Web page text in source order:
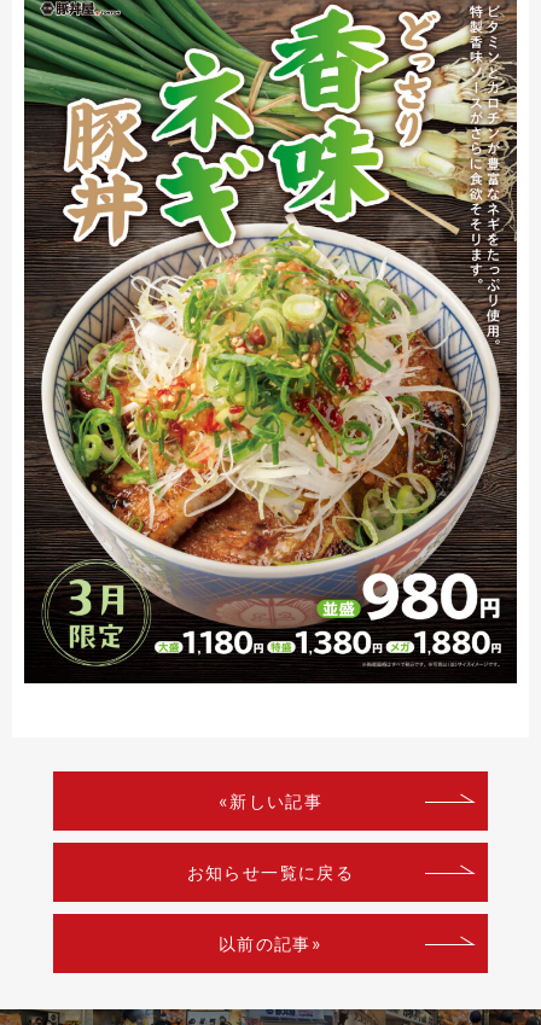
«新しい記事
お知らせ一覧に戻る
以前の記事»